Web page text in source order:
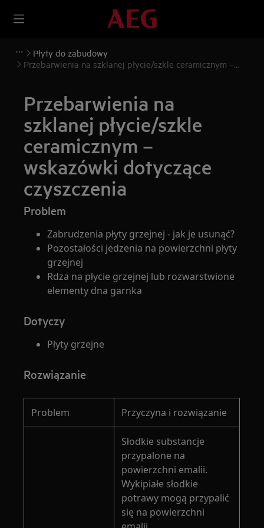
Płyty do zabudowy
Przebarwienia na szklanej płycie/szkle ceramicznym –
Przebarwienia na
szklanej płycie/szkle
ceramicznym –
wskazówki dotyczące
czyszczenia
Problem
Zabrudzenia płyty grzejnej - jak je usunąć?
Pozostałości jedzenia na powierzchni płyty
grzejnej
Rdza na płycie grzejnej lub rozwarstwione
elementy dna garnka
Dotyczy
Płyty grzejne
Rozwiązanie
Problem Przyczyna i rozwiązanie
Słodkie substancje
przypalone na
powierzchni emalii.
Wykipiałe słodkie
potrawy mogą przypalić
się na powierzchni